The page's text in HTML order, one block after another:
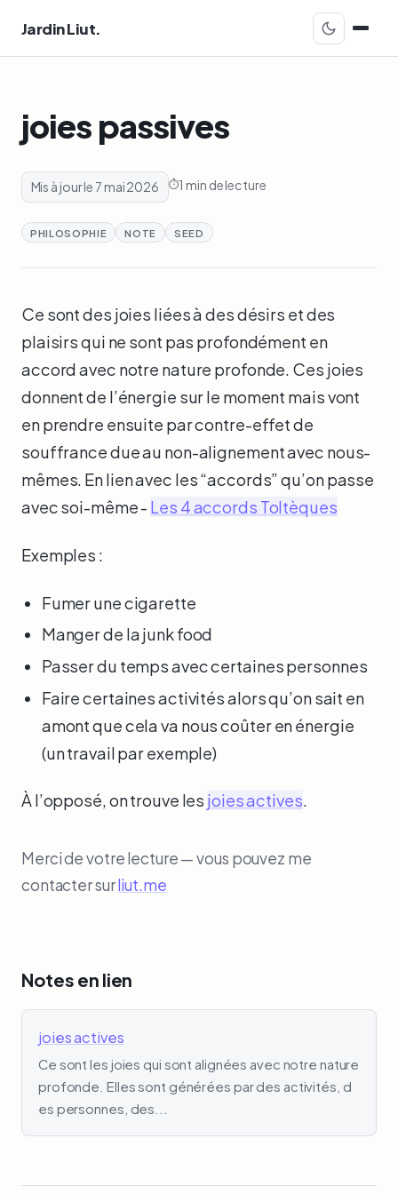
Jardin Liut.
joies passives
Mis à jour le 7 mai 2026 1 min de lecture
PHILOSOPHIE NOTE SEED
Ce sont des joies liées à des désirs et des
plaisirs qui ne sont pas profondément en
accord avec notre nature profonde. Ces joies
donnent de l’énergie sur le moment mais vont
en prendre ensuite par contre-effet de
souffrance due au non-alignement avec nous-
mêmes. En lien avec les “accords” qu’on passe
avec soi-même - Les 4 accords Toltèques
Exemples :
Fumer une cigarette
Manger de la junk food
Passer du temps avec certaines personnes
Faire certaines activités alors qu’on sait en
amont que cela va nous coûter en énergie
(un travail par exemple)
À l’opposé, on trouve les joies actives.
Merci de votre lecture — vous pouvez me
contacter surliut.me
Notes en lien
joies actives
Ce sont les joies qui sont alignées avec notre nature
profonde. Elles sont générées par des activités, d
es personnes, des...